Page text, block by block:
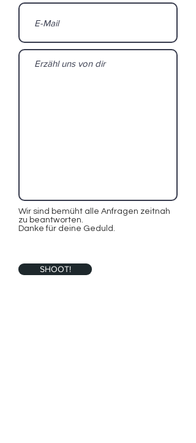
Wir sind bemüht alle Anfragen zeitnah
zu beantworten.
Danke für deine Geduld.
SHOOT!